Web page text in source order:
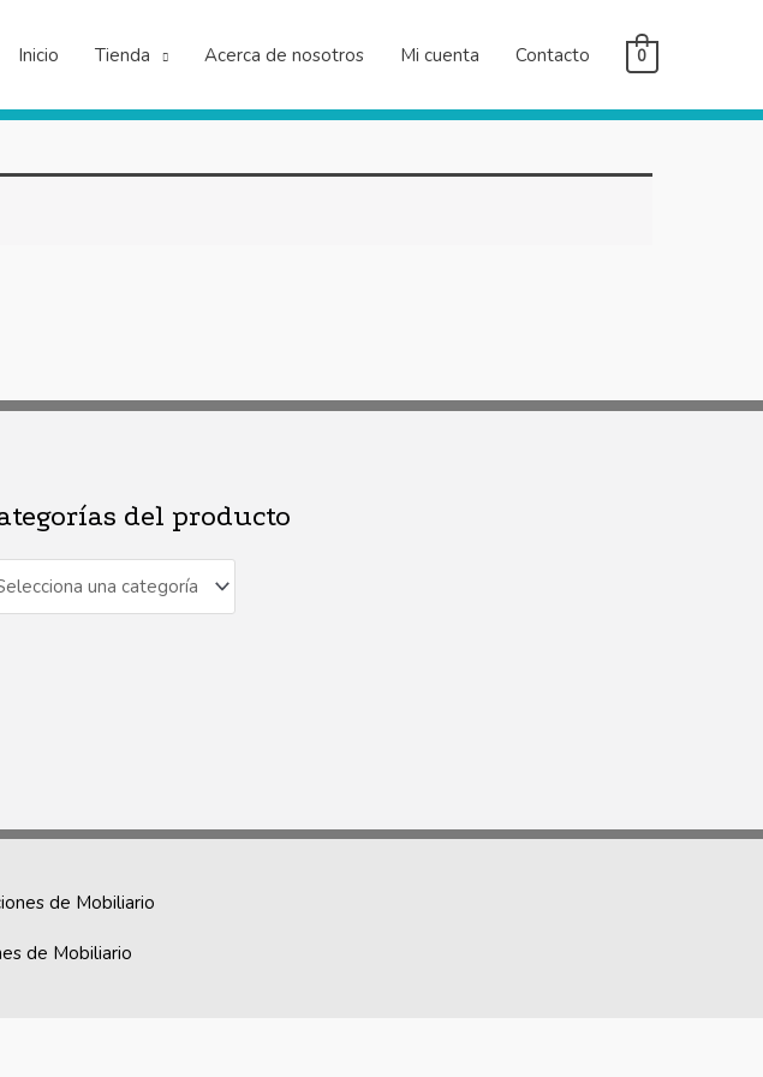
Inicio Tienda Acerca de nosotros Mi cuenta Contacto 0
del producto
de Mobiliario
de Mobiliario